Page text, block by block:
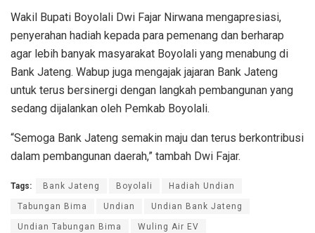
Wakil Bupati Boyolali Dwi Fajar Nirwana mengapresiasi,
penyerahan hadiah kepada para pemenang dan berharap
agar lebih banyak masyarakat Boyolali yang menabung di
Bank Jateng. Wabup juga mengajak jajaran Bank Jateng
untuk terus bersinergi dengan langkah pembangunan yang
sedang dijalankan oleh Pemkab Boyolali.
“Semoga Bank Jateng semakin maju dan terus berkontribusi
dalam pembangunan daerah,” tambah Dwi Fajar.
Tags: Bank Jateng Boyolali Hadiah Undian
Tabungan Bima Undian Undian Bank Jateng
Undian Tabungan Bima Wuling Air EV